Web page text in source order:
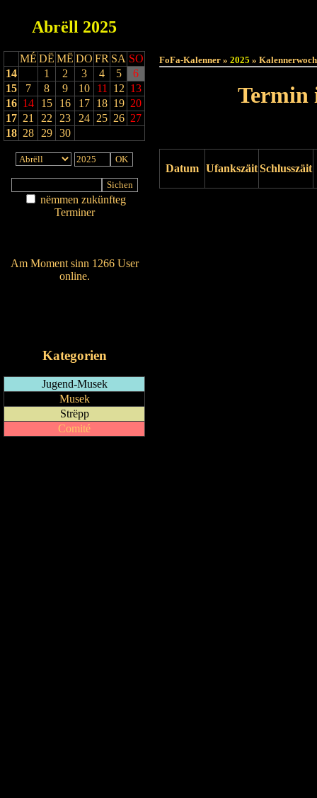
Abrëll 2025
MÉ DË MË DO FR SA SO
14
1 2 3 4 5
6
15
7 8 9 10 11 12 13
16 14 15 16 17 18 19 20
17 21 22 23 24 25 26 27
18 28 29 30
nëmmen zukünfteg
Terminer
Am Moment sinn 1266 User
online.
Kategorien
Jugend-Musek
Musek
Strëpp
Comité
FoFa-Kalenner » 2025 »
Termin
Datum UfankszäitSchlusszäit